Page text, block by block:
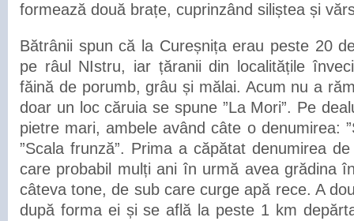
formează două brațe, cuprinzând siliștea și
Bătrânii spun că la Cureșnița erau peste 20
pe râul NIstru, iar țăranii din localitățile
făină de porumb, grâu și mălai. Acum nu a
doar un loc căruia se spune ”La Mori”. Pe
pietre mari, ambele având câte o denumirea:
”Scala frunză”. Prima a căpătat denumirea
care probabil mulți ani în urmă avea grădina
câteva tone, de sub care curge apă rece. A
după forma ei și se află la peste 1 km